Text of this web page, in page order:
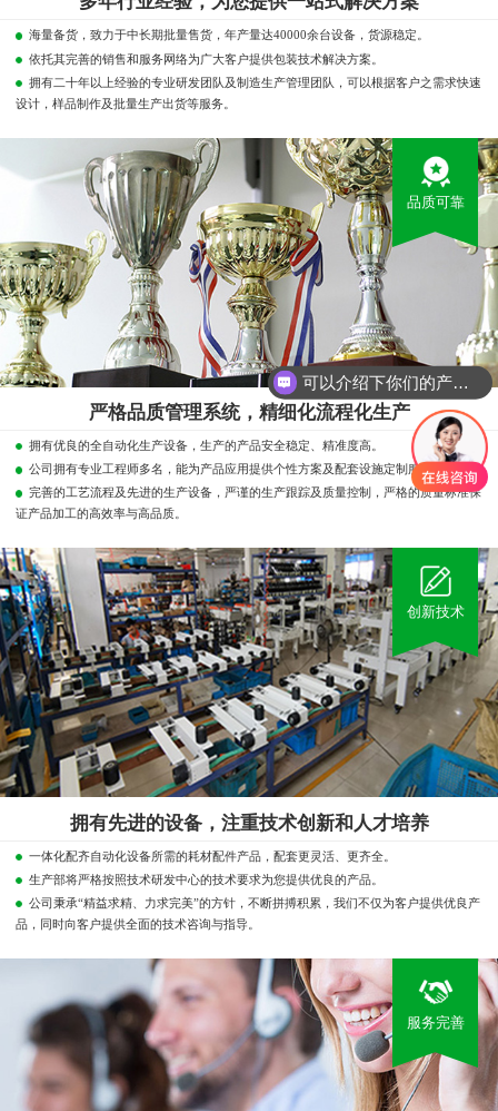
海量备货，致力于中长期批量售货，年产量达40000余台设备，货源稳定。
依托其完善的销售和服务网络为广大客户提供包装技术解决方案。
拥有二十年以上经验的专业研发团队及制造生产管理团队，可以根据客户之需求快速
设计，样品制作及批量生产出货等服务。
品质可靠
严格品质管理系统，精细化流程化生产
拥有优良的全自动化生产设备，生产的产品安全稳定、精准度高。
公司拥有专业工程师多名，能为产品应用提供个性方案及配套设施定制服务。
完善的工艺流程及先进的生产设备，严谨的生产跟踪及质量控制，严格的质量标准保
证产品加工的高效率与高品质。
创新技术
拥有先进的设备，注重技术创新和人才培养
一体化配齐自动化设备所需的耗材配件产品，配套更灵活、更齐全。
生产部将严格按照技术研发中心的技术要求为您提供优良的产品。
公司秉承“精益求精、力求完美”的方针，不断拼搏积累，我们不仅为客户提供优良产
品，同时向客户提供全面的技术咨询与指导。
服务完善
可以介绍下你们的产品么？
你们是怎么收费的呢？